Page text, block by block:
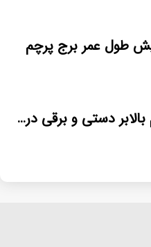
طول عمر برج پرچم
مقایسه سیستم بالابر دستی و برقی در برج پرچم